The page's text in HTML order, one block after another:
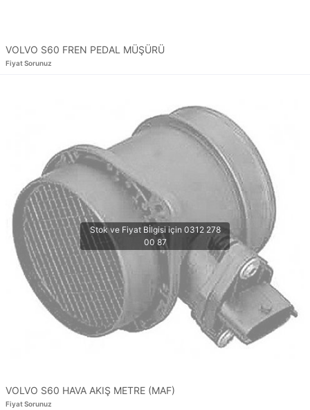
VOLVO S60 FREN PEDAL MÜŞÜRÜ
Fiyat Sorunuz
VOLVO S60 HAVA AKIŞ METRE (MAF)
Fiyat Sorunuz